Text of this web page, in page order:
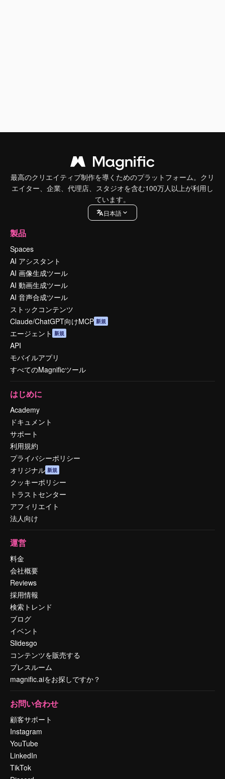
最高のクリエイティブ制作を導くためのプラットフォーム。クリ
エイター、企業、代理店、スタジオを含む100万人以上が利用し
ています。
日本語
製品
Spaces
AI アシスタント
AI 画像生成ツール
AI 動画生成ツール
AI 音声合成ツール
ストックコンテンツ
Claude/ChatGPT向けMCP 新規
エージェント 新規
API
モバイルアプリ
すべてのMagnificツール
はじめに
Academy
ドキュメント
サポート
利用規約
プライバシーポリシー
オリジナル 新規
クッキーポリシー
トラストセンター
アフィリエイト
法人向け
運営
料金
会社概要
Reviews
採用情報
検索トレンド
ブログ
イベント
Slidesgo
コンテンツを販売する
プレスルーム
magnific.aiをお探しですか？
お問い合わせ
顧客サポート
Instagram
YouTube
LinkedIn
TikTok